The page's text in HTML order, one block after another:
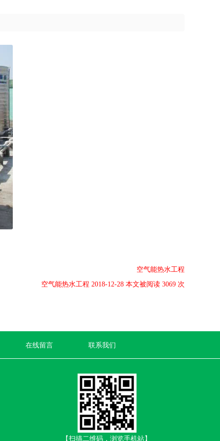
空气能热水工程
空气能热水工程 2018-12-28 本文被阅读 3069 次
在线留言 联系我们
【扫描二维码，浏览手机站】